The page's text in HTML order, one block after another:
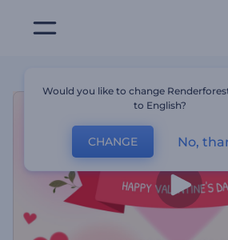
Would you like to change
to English?
CHANGE No,